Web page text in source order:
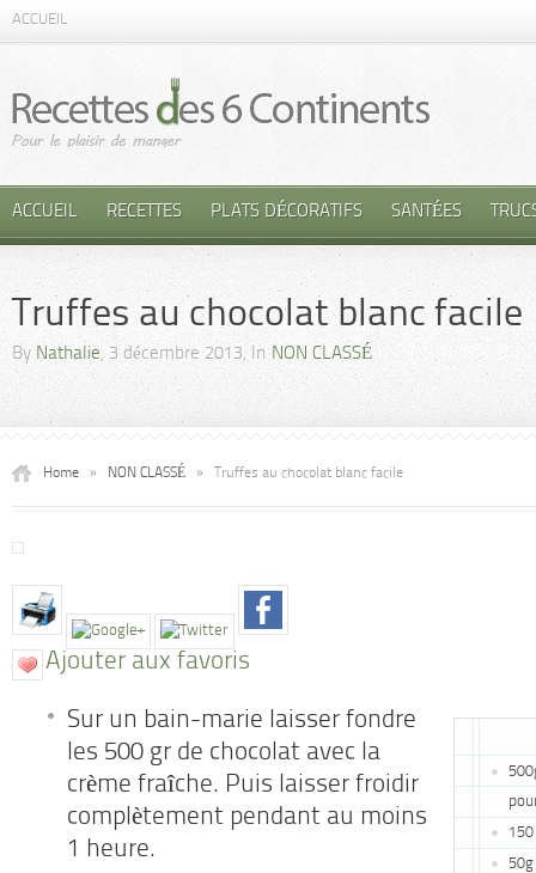
ACCUEIL
ACCUEIL RECETTES PLATS DÉCORATIFS SANTÉES
Truffes au chocolat blanc facile
By Nathalie, 3 décembre 2013, In NON CLASSÉ
Home » NON CLASSÉ » Truffes au chocolat blanc facile
Ajouter aux favoris
Sur un bain-marie laisser fondre
les 500 gr de chocolat avec la
crème fraîche. Puis laisser froidir
complètement pendant au moins
1 heure.